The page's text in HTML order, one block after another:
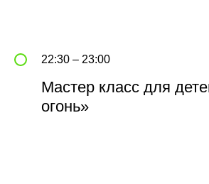
22:30 – 23:00
Мастер класс для
огонь»